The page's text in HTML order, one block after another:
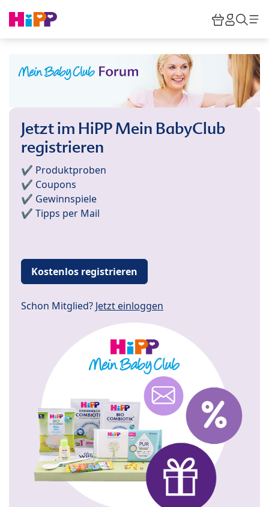
HiPP
Jetzt im HiPP Mein BabyClub
registrieren
✔️ Produktproben
✔️ Coupons
✔️ Gewinnspiele
✔️ Tipps per Mail
Kostenlos registrieren
Schon Mitglied? Jetzt einloggen